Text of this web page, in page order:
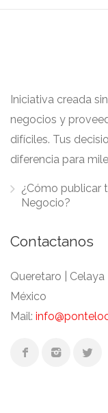
Iniciativa creada
negocios y
difíciles. Tus
diferencia para
¿Cómo publicar
Negocio?
Contactanos
Queretaro | Celaya
México
Mail: